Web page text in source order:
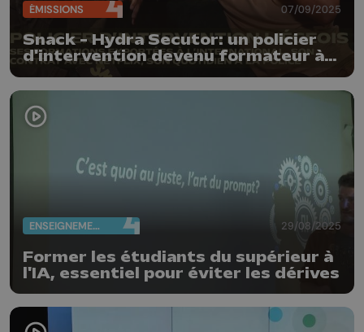
ÉMISSIONS 07/09/2025
Snack - Hydra Secutor: un policier
d'intervention devenu formateur à
ENSEIGNEMENT 29/08/2025
Former les étudiants du supérieur à
l'IA, essentiel pour éviter les dérives